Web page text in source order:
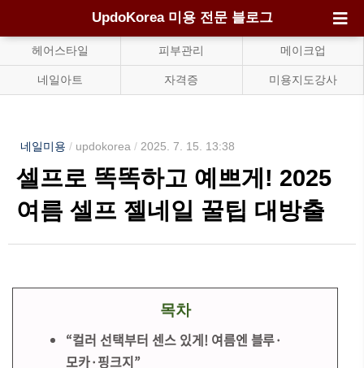
UpdoKorea 미용 전문 블로그
헤어스타일 피부관리 메이크업
네일아트 자격증 미용지도강사
네일미용 / updokorea / 2025. 7. 15. 13:38
셀프로 똑똑하고 예쁘게! 2025
여름 셀프 젤네일 꿀팁 대방출
목차
“컬러 선택부터 센스 있게! 여름엔 블루·
모카·핑크지”